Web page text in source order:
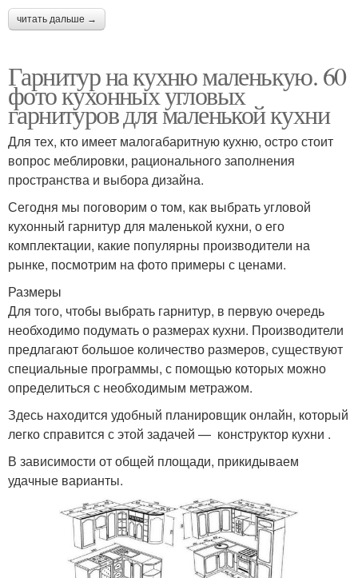
читать дальше →
Гарнитур на кухню маленькую. 60
фото кухонных угловых
гарнитуров для маленькой кухни
Для тех, кто имеет малогабаритную кухню, остро стоит
вопрос меблировки, рационального заполнения
пространства и выбора дизайна.
Сегодня мы поговорим о том, как выбрать угловой
кухонный гарнитур для маленькой кухни, о его
комплектации, какие популярны производители на
рынке, посмотрим на фото примеры с ценами.
Размеры
Для того, чтобы выбрать гарнитур, в первую очередь
необходимо подумать о размерах кухни. Производители
предлагают большое количество размеров, существуют
специальные программы, с помощью которых можно
определиться с необходимым метражом.
Здесь находится удобный планировщик онлайн, который
легко справится с этой задачей — конструктор кухни .
В зависимости от общей площади, прикидываем
удачные варианты.